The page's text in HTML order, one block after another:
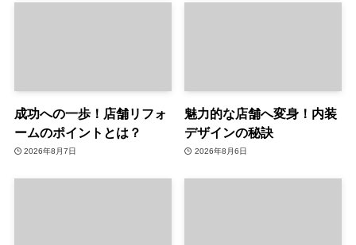
成功への一歩！店舗リフォ
ームのポイントとは？
2026年8月7日
魅力的な店舗へ変身！内装
デザインの秘訣
2026年8月6日